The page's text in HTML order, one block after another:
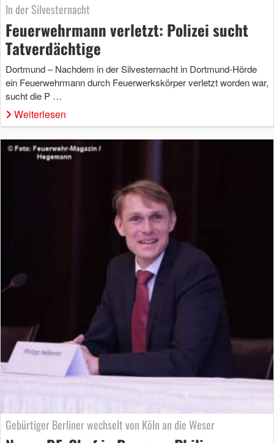
In der Silvesternacht
Feuerwehrmann verletzt: Polizei sucht
Tatverdächtige
Dortmund – Nachdem in der Silvesternacht in Dortmund-Hörde
ein Feuerwehrmann durch Feuerwerkskörper verletzt worden war,
sucht die P …
Weiterlesen
Gebürtiger Berliner wechselt von Köln an die Weser